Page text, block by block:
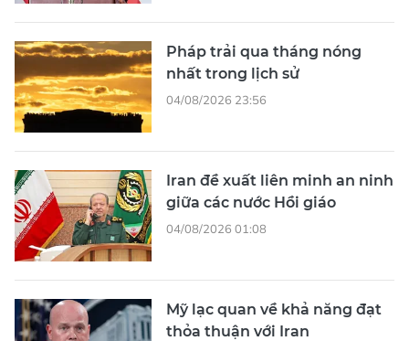
Pháp trải qua tháng nóng
nhất trong lịch sử
04/08/2026 23:56
Iran đề xuất liên minh an ninh
giữa các nước Hồi giáo
04/08/2026 01:08
Mỹ lạc quan về khả năng đạt
thỏa thuận với Iran